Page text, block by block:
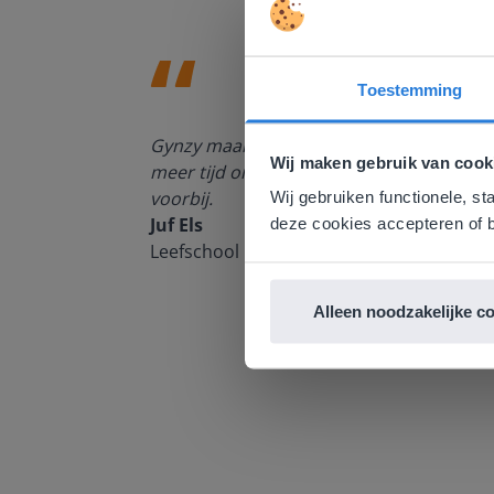
Toestemming
Wij maken gebruik van
Wij gebruiken functionele,
deze cookies accepteren of
Alleen noodzakelijke
Gynzy maakt het lesgeven zoveel
meer tijd om echt elke leerling de
voorbij.
Juf Els
Leefschool Het Droomschip
Deze
Gezien